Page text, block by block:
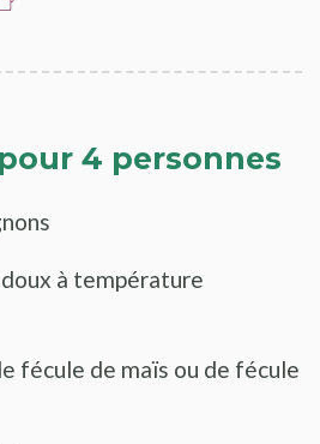
4 personnes
à température
fécule de maïs ou de fécule